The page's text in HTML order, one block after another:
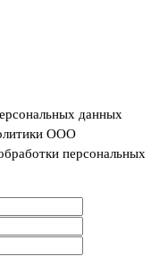
данных
ООО
персональных